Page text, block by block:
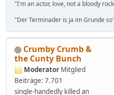
"I'm an actor, love, not a bloody
"Der Terminader is ja im Grunde
Crumby Crumb &
the Cunty Bunch
Moderator Mitglied
Beiträge: 7.701
single-handedly killed an